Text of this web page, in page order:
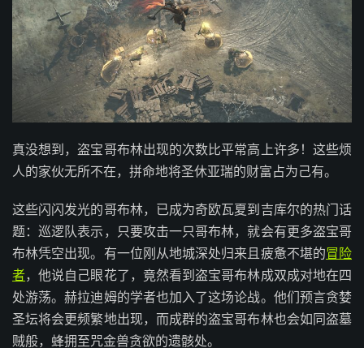
真没想到，盗宝哥布林出现的次数比平常高上许多！这些烦
人的家伙无所不在，拼命地将圣休亚瑞的财富占为己有。
这些闪闪发光的哥布林，已成为奇欧瓦夏到吉库尔的热门话
题：巡逻队表示，只要攻击一只哥布林，就会有更多盗宝哥
布林凭空出现。有一位刚从地城深处归来且疲惫不堪的冒险
者，他说自己眼花了，竟然看到盗宝哥布林成双成对地在四
处游荡。赫拉迪姆的学者也加入了这场论战。他们预言贪婪
圣坛将会更频繁地出现，而成群的盗宝哥布林也会如同盗墓
贼般，蜂拥至咒金兽贪欲的遗骸处。